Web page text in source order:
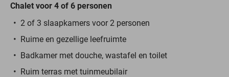
Chalet voor 4 of 6 personen
2 of 3 slaapkamers voor 2 personen
Ruime en gezellige leefruimte
Badkamer met douche, wastafel en toilet
Ruim terras met tuinmeubilair